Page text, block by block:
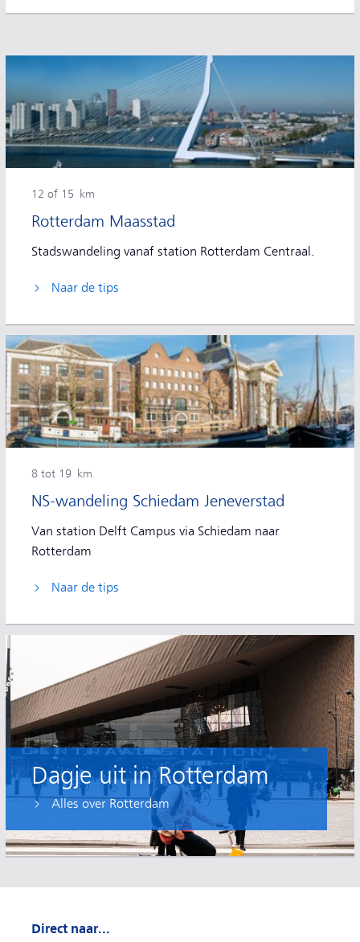
Rotterdam Maasstad
12 of 15 km
Stadswandeling vanaf station Rotterdam Centraal.
Naar de tips
NS-wandeling Schiedam Jeneverstad
8 tot 19 km
Van station Delft Campus via Schiedam naar
Rotterdam
Naar de tips
Dagje uit in Rotterdam
Alles over Rotterdam
Direct naar...